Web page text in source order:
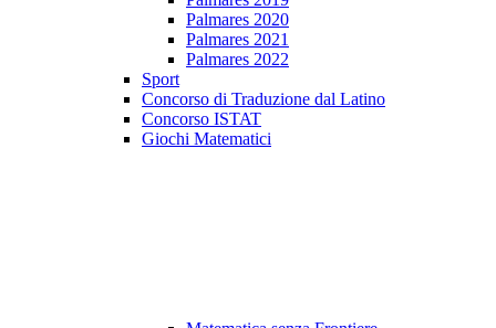
Palmares 2020
Palmares 2021
Palmares 2022
Sport
Concorso di Traduzione dal Latino
Concorso ISTAT
Giochi Matematici